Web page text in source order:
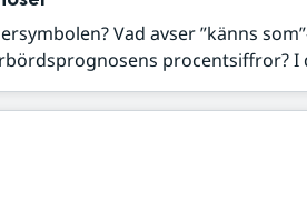
Vad avser ”känns
procentsiffror? I